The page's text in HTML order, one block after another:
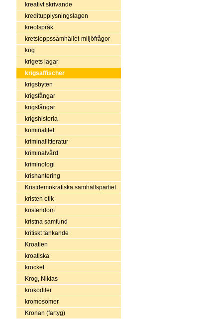
kreativt skrivande
kreditupplysningslagen
kreolspråk
kretsloppssamhället-miljöfrågor
krig
krigets lagar
krigsaffischer
krigsbyten
krigsfångar
krigsfångar
krigshistoria
kriminalitet
kriminallitteratur
kriminalvård
kriminologi
krishantering
Kristdemokratiska samhällspartiet
kristen etik
kristendom
kristna samfund
kritiskt tänkande
Kroatien
kroatiska
krocket
Krog, Niklas
krokodiler
kromosomer
Kronan (fartyg)